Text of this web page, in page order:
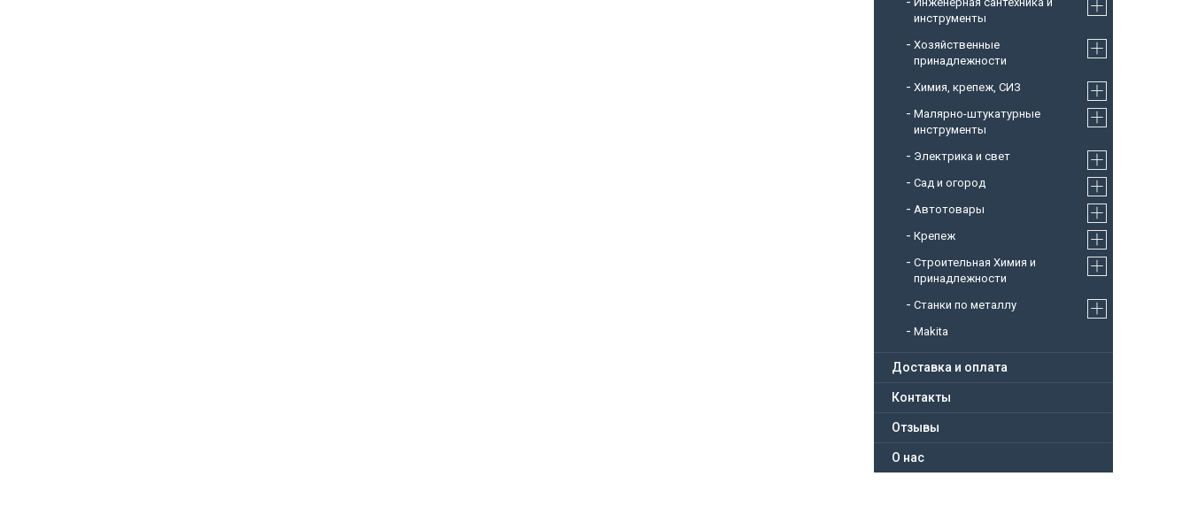
инструменты
Хозяйственные
принадлежности
Химия, крепеж, СИЗ
Малярно-штукатурные
инструменты
Электрика и свет
Сад и огород
Автотовары
Крепеж
Строительная Химия и
принадлежности
Станки по металлу
Makita
Доставка и оплата
Контакты
Отзывы
О нас